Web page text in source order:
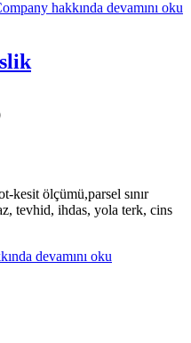
hakkında devamını oku
kesit ölçümü,parsel sınır
tevhid, ihdas, yola terk, cins
devamını oku